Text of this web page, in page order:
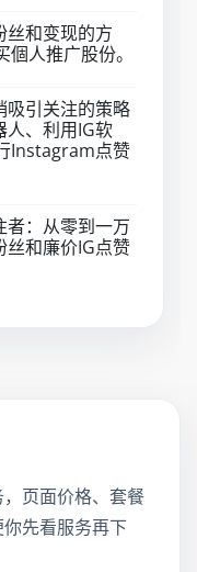
和变现的方
人推广股份。
引关注的策略
、利用IG软
Instagram点赞
：从零到一万
和廉价IG点赞
页面价格、套餐
先看服务再下